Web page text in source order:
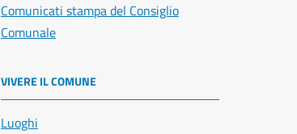
Comunicati stampa del Consiglio
Comunale
VIVERE IL COMUNE
Luoghi